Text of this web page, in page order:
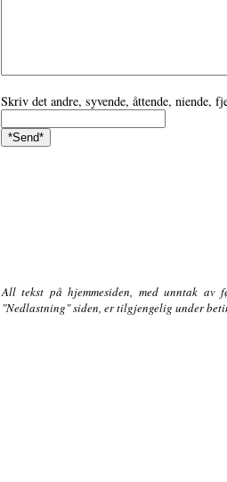
Skriv det andre, syvende, åttende, niende,
All tekst på hjemmesiden, med unntak av
"Nedlastning" siden, er tilgjengelig under